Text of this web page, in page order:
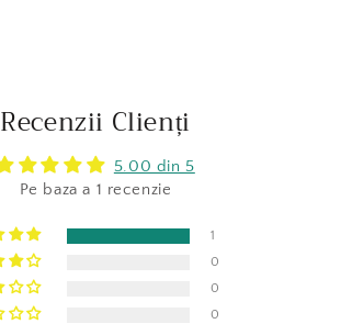
Recenzii Clienți
5.00 din 5
Pe baza a 1 recenzie
1
0
0
0